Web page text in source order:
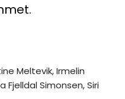
Meltevik, Irmelin
Fjelldal Simonsen, Siri